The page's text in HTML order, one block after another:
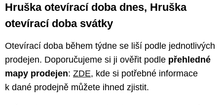
Hruška otevírací doba dnes, Hruška
otevírací doba svátky
Otevírací doba během týdne se liší podle jednotlivých
prodejen. Doporučujeme si ji ověřit podle přehledné
mapy prodejen: ZDE, kde si potřebné informace
k dané prodejně můžete ihned zjistit.